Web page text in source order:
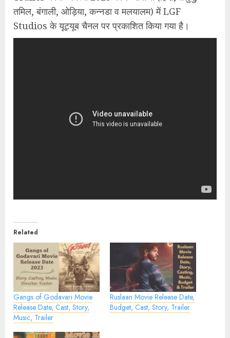
तमिल, बंगाली, ओड़िया, कन्नडा व मलयालम) में LGF
Studios के यूट्यूब चैनल पर प्रकाशित किया गया है।
Related
Gangs of Godavari Movie
Release Date, Cast, Story,
Music, Trailer
Ruslaan Movie Release Date,
Budget, Cast, Story, Trailer